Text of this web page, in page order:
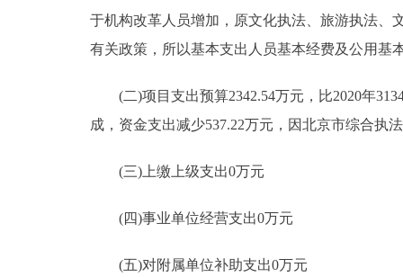
于机构改革人员增加，原文化执法、旅游执法、
有关政策，所以基本支出人员基本经费及公用基
(二)项目支出预算2342.54万元，比2020年
成，资金支出减少537.22万元，因北京市综合执
(三)上缴上级支出0万元
(四)事业单位经营支出0万元
(五)对附属单位补助支出0万元